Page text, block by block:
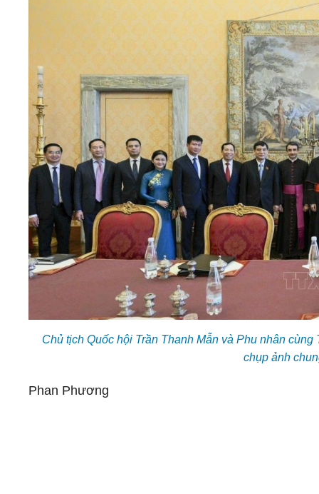
Chủ tịch Quốc hội Trần Thanh Mẫn và Phu nhân
chụp ảnh
Phan Phương